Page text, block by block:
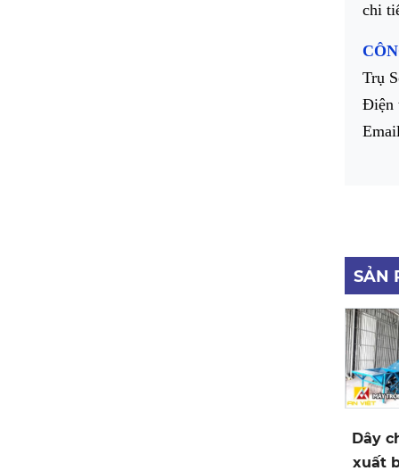
chi
Trụ
Điện
SẢN
Dây
xuất